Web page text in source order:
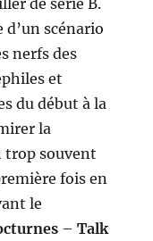
scénario
nerfs des
et
du début à la
la
trop souvent
fois en
le
–Talk